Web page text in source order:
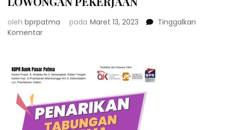
oleh bprpatma pada Maret 13, 2023
Tinggalkan
Komentarpada